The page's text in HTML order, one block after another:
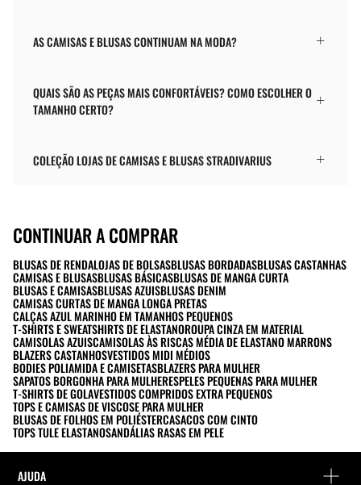
AS CAMISAS E BLUSAS CONTINUAM NA MODA?
QUAIS SÃO AS PEÇAS MAIS CONFORTÁVEIS? COMO ESCOLHER O
TAMANHO CERTO?
COLEÇÃO LOJAS DE CAMISAS E BLUSAS STRADIVARIUS
CONTINUAR A COMPRAR
BLUSAS DE RENDALOJAS DE BOLSASBLUSAS BORDADASBLUSAS CASTANHAS
CAMISAS E BLUSASBLUSAS BÁSICASBLUSAS DE MANGA CURTA
BLUSAS E CAMISASBLUSAS AZUISBLUSAS DENIM
CAMISAS CURTAS DE MANGA LONGA PRETAS
CALÇAS AZUL MARINHO EM TAMANHOS PEQUENOS
T-SHIRTS E SWEATSHIRTS DE ELASTANOROUPA CINZA EM MATERIAL
CAMISOLAS AZUISCAMISOLAS ÀS RISCAS MÉDIA DE ELASTANO MARRONS
BLAZERS CASTANHOSVESTIDOS MIDI MÉDIOS
BODIES POLIAMIDA E CAMISETASBLAZERS PARA MULHER
SAPATOS BORGONHA PARA MULHERESPELES PEQUENAS PARA MULHER
T-SHIRTS DE GOLAVESTIDOS COMPRIDOS EXTRA PEQUENOS
TOPS E CAMISAS DE VISCOSE PARA MULHER
BLUSAS DE FOLHOS EM POLIÉSTERCASACOS COM CINTO
TOPS TULE ELASTANOSANDÁLIAS RASAS EM PELE
AJUDA